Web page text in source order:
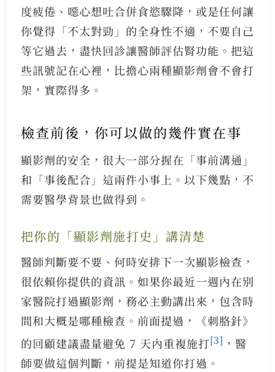
度疲倦、噁心想吐合併食慾驟降，或是任何讓
你覺得「不太對勁」的全身性不適，不要自己
等它過去，盡快回診讓醫師評估腎功能。把這
些訊號記在心裡，比擔心兩種顯影劑會不會打
架，實際得多。
檢查前後，你可以做的幾件實在事
顯影劑的安全，很大一部分握在「事前溝通」
和「事後配合」這兩件小事上。以下幾點，不
需要醫學背景也做得到。
把你的「顯影劑施打史」講清楚
醫師判斷要不要、何時安排下一次顯影檢查，
很依賴你提供的資訊。如果你最近一週內在別
家醫院打過顯影劑，務必主動講出來，包含時
間和大概是哪種檢查。前面提過，《刺胳針》
的回顧建議盡量避免 7 天內重複施打[3] ，醫
師要做這個判斷，前提是知道你打過。